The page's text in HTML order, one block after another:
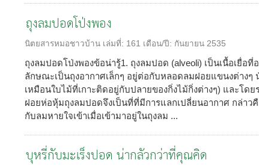
ถุงลมปอดโป่งพอง
นิตยสารหมอชาวบ้าน เล่มที่: 161 เดือน/ปี: กันยายน 2535
ถุงลมปอดโป่งพองข้อน่ารู้1. ถุงลมปอด (alveoli) เป็นเนื้อเยื่อ
ลักษณะเป็นถุงอากาศเล็กๆ อยู่ต่อกับหลอดลมฝอยแขนงต่างๆ
เหมือนใบไม้ที่เกาะติดอยู่กับปลายของกิ่งไม้กิ่งต่างๆ) และโด
ฝอยห่อหุ้มถุงลมปอดจึงเป็นที่ที่มีการแลกเปลี่ยนอากาศ กล่าว
กับลมหายใจเข้าเมื่อเข้ามาอยู่ในถุงลม ...
บุหรี่กับมะเร็งปอด น่ากลัวกว่าที่คุณคิด